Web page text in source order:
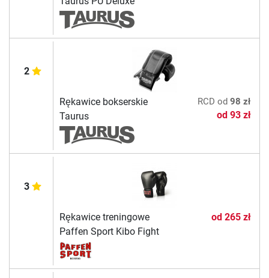
2
Rękawice bokserskie
Taurus
RCD od 98 zł
od 93 zł
3
Rękawice treningowe
Paffen Sport Kibo Fight
od 265 zł